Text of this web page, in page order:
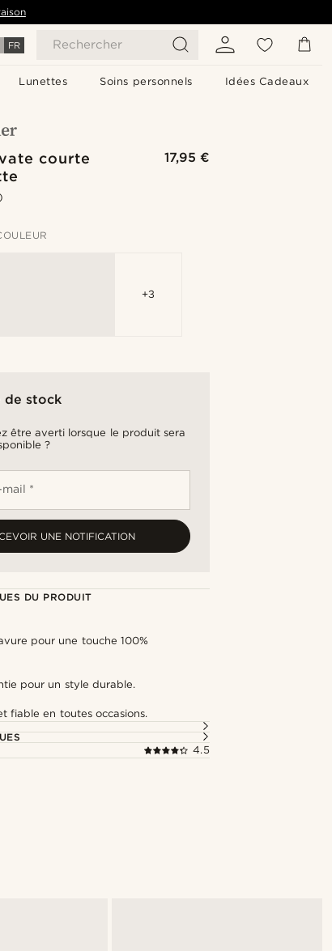
FR Rechercher
Lunettes Soins personnels Idées Cadeaux
courte
17,95 €
+3
de stock
être averti lorsque le produit sera
?
mail *
UNE NOTIFICATION
DU PRODUIT
pour une touche 100%
pour un style durable.
fiable en toutes occasions.
4.5